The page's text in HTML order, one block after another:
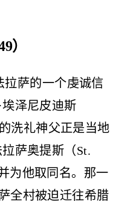
）
拉萨的一个虔诚信
泽尼皮迪斯
洗礼神父正是当地
萨奥提斯（St.
为他取同名。那一
全村被迫迁往希腊